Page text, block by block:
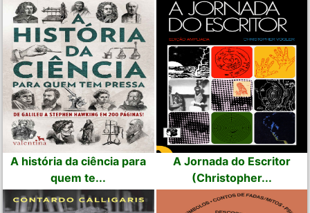
A história da ciência para
quem te...
A Jornada do Escritor
(Christopher...